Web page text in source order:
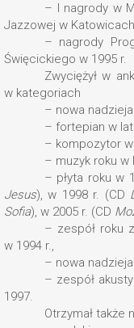
– I nagrody w
Jazzowej w
– nagrody
Święcickiego w 1995 r.
Zwyciężył w
w kategoriach
– nowa
– fortepian w
– kompozytor w
– muzyk roku w
– płyta roku w
Jesus), w 1998 r. (CD
Sofia), w 2005 r. (CD
– zespół roku
w 1994 r.,
– nowa
– zespół
1997.
Otrzymał także